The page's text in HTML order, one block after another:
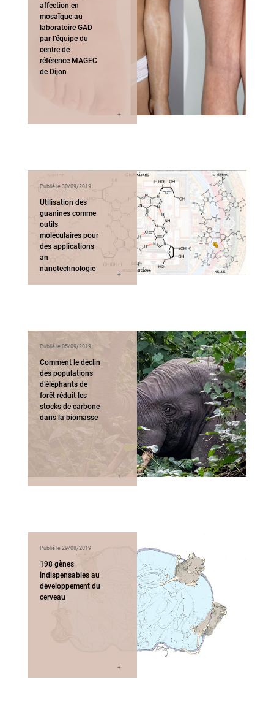
affection en
mosaïque au
laboratoire GAD
par l’équipe du
centre de
référence MAGEC
de Dijon
Publié le 30/09/2019
Utilisation des
guanines comme
outils
moléculaires pour
des applications
an
nanotechnologie
Publié le 05/09/2019
Comment le déclin
des populations
d’éléphants de
forêt réduit les
stocks de carbone
dans la biomasse
Publié le 29/08/2019
198 gènes
indispensables au
développement du
cerveau